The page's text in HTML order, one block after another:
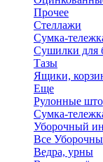
Прочее
Стеллажи
Сумка-
Сушилки для
Тазы
Ящики,
Еще
Рулонные
Сумка-
Уборочный
Все
Ведра, урны